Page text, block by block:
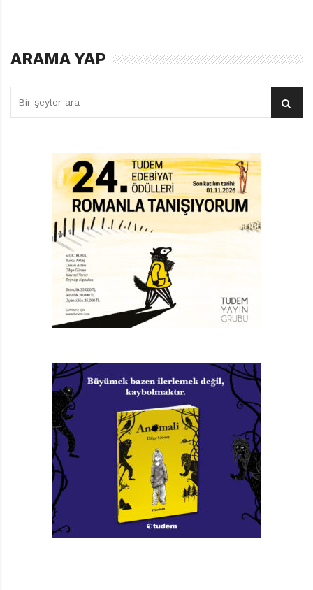
Reynolds söylenmesi gerekenlerin çoğaldığı bir
öğretirken büyüklere de hatırlatıyor. Kitabı okuduğumda
Özdemir Asaf’ın “Söyle” şiirinin bir yerinde şöyle
Sen bilir misin, bilir misin sen
Korkmasını, korkuyu, korktuğunu,
Söyleyebilir misin korkmadan.
Kavgadan, aşktan, umuddan
Dönüp susabilir misin sen..
Zihnimde Ö. Asaf’ın mısralarını yanıtlıyor şimdi P. H.
Reynolds: “Susma! Ve hazır olduğunda bir şey söyle!”
Bir Şey Söyle!
Peter H. Reynolds
ARAMA YAP